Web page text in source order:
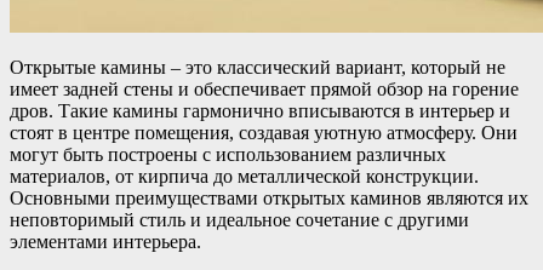
Открытые камины – это классический вариант, который не
имеет задней стены и обеспечивает прямой обзор на горение
дров. Такие камины гармонично вписываются в интерьер и
стоят в центре помещения, создавая уютную атмосферу. Они
могут быть построены с использованием различных
материалов, от кирпича до металлической конструкции.
Основными преимуществами открытых каминов являются их
неповторимый стиль и идеальное сочетание с другими
элементами интерьера.